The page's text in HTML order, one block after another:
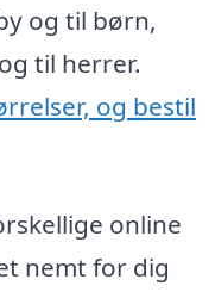
og til børn,
til herrer.
og bestil
online
nemt for dig